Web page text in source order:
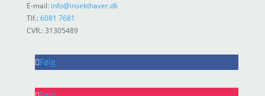
E-mail: info@insekthaver.dk
Tlf.:6081 7681
CVR.: 31305489
Følg